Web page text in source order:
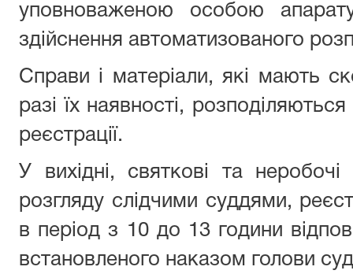
уповноваженою особою
здійснення автоматизованого
Справи і матеріали, які мають
разі їх наявності,
реєстрації.
У вихідні, святкові та
розгляду слідчими суддями,
в період з 10 до 13 години
встановленого наказом голови